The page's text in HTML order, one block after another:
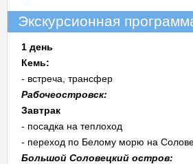
Экскурсионная
1 день
Кемь:
- встреча, трансфер
Рабочеостровск:
Завтрак
- посадка на теплоход
- переход по Белому морю на
Большой Соловецкий остров: